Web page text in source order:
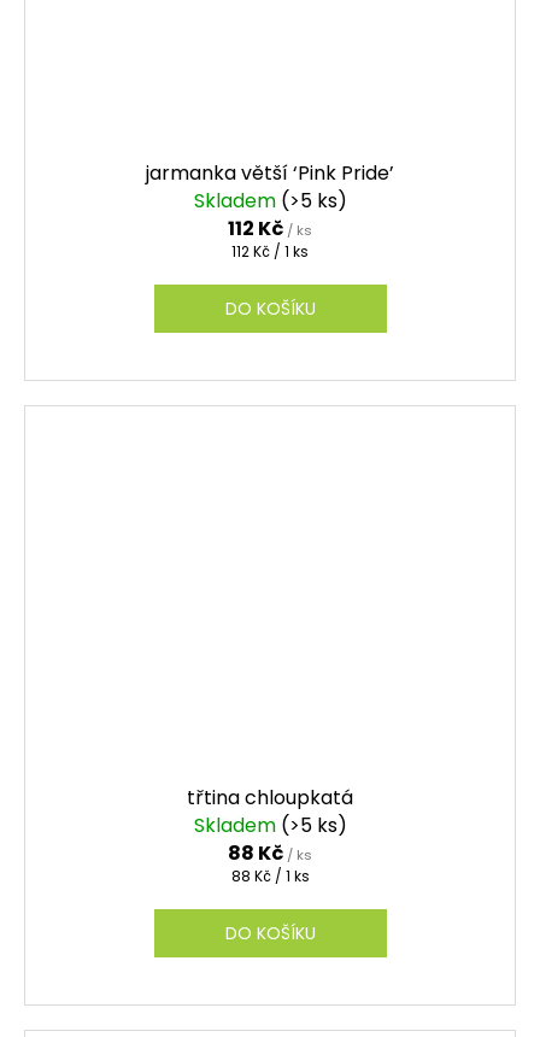
jarmanka větší ‘Pink Pride’
Skladem (>5 ks)
112 Kč / ks
Měrná
112 Kč / 1 ks
DO KOŠÍKU
třtina chloupkatá
Skladem (>5 ks)
88 Kč / ks
Měrná
88 Kč / 1 ks
DO KOŠÍKU